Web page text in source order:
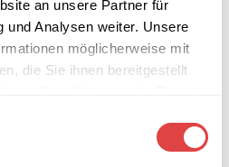
an unsere Partner für
und Analysen weiter. Unsere
möglicherweise mit
die Sie ihnen bereitgestellt